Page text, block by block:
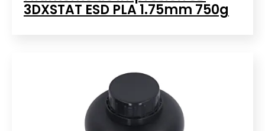
3DXSTAT ESD PLA 1.75mm 750g